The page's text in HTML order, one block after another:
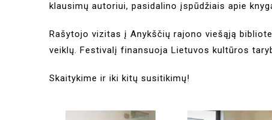
klausimų autoriui, pasidalino įspūdžiais apie
Rašytojo vizitas į Anykščių rajono viešąją
veiklų. Festivalį finansuoja Lietuvos kultūros
Skaitykime ir iki kitų susitikimų!